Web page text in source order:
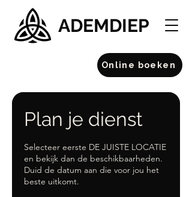
ADEMDIEP
Online boeken
Plan je dienst
Selecteer eerste DE JUISTE LOCATIE
en bekijk dan de beschikbaarheden.
Duid de datum aan die voor jou het
beste uitkomt.